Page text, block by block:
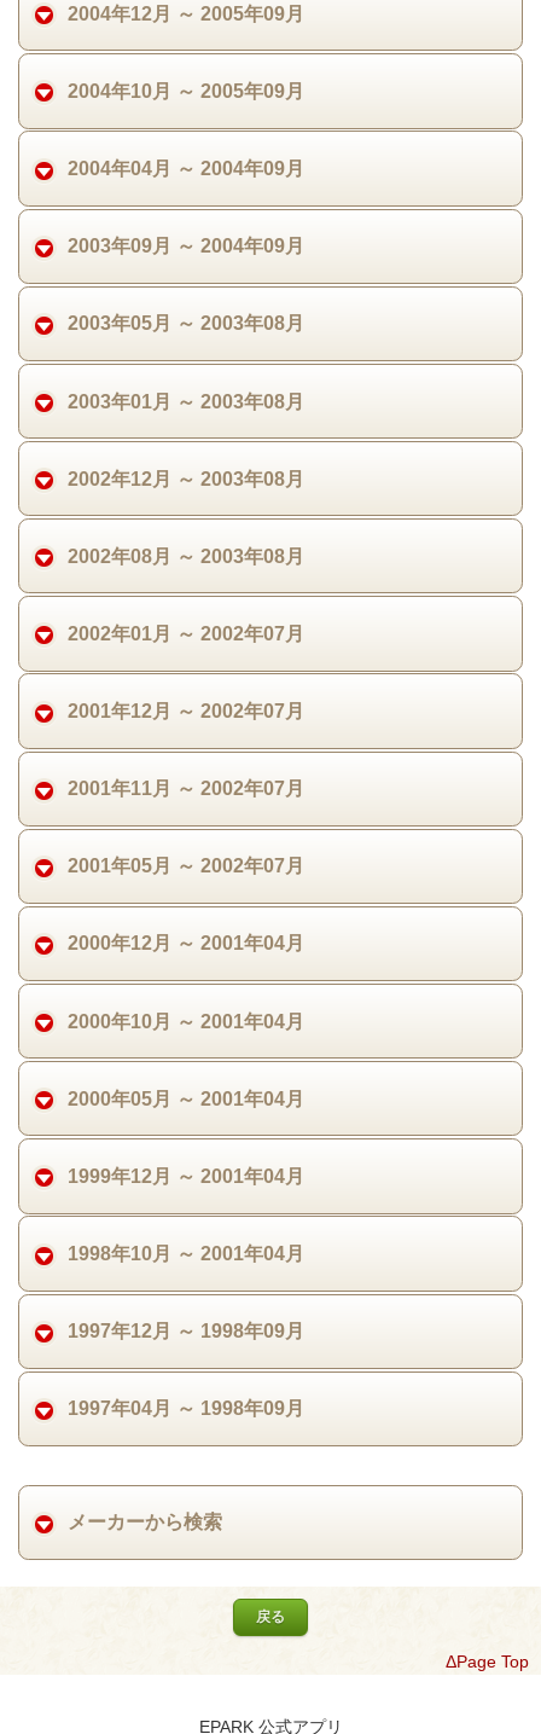
2004年12月 ～ 2005年09月
2004年10月 ～ 2005年09月
2004年04月 ～ 2004年09月
2003年09月 ～ 2004年09月
2003年05月 ～ 2003年08月
2003年01月 ～ 2003年08月
2002年12月 ～ 2003年08月
2002年08月 ～ 2003年08月
2002年01月 ～ 2002年07月
2001年12月 ～ 2002年07月
2001年11月 ～ 2002年07月
2001年05月 ～ 2002年07月
2000年12月 ～ 2001年04月
2000年10月 ～ 2001年04月
2000年05月 ～ 2001年04月
1999年12月 ～ 2001年04月
1998年10月 ～ 2001年04月
1997年12月 ～ 1998年09月
1997年04月 ～ 1998年09月
メーカーから検索
戻る
ΔPage Top